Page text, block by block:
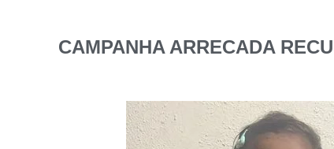
CAMPANHA ARRECADA